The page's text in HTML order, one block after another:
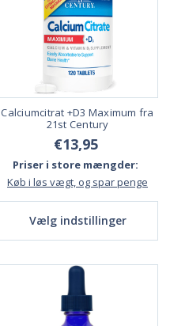
Calciumcitrat +D3 Maximum fra
21st Century
€13,95
Priser i store mængder:
Køb i løs vægt, og spar penge
Vælg indstillinger